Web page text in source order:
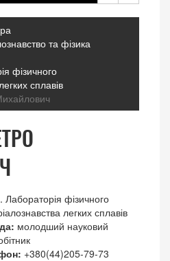
та фізика
фізичного
сплавів
Лабораторія фізичного
легких сплавів
молодший науковий
+380(44)205-79-73